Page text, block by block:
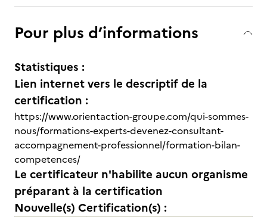
Pour plus d’informations
Statistiques :
Lien internet vers le descriptif de la
certification :
https://www.orientaction-groupe.com/qui-sommes-
nous/formations-experts-devenez-consultant-
accompagnement-professionnel/formation-bilan-
competences/
Le certificateur n'habilite aucun organisme
préparant à la certification
Nouvelle(s) Certification(s) :